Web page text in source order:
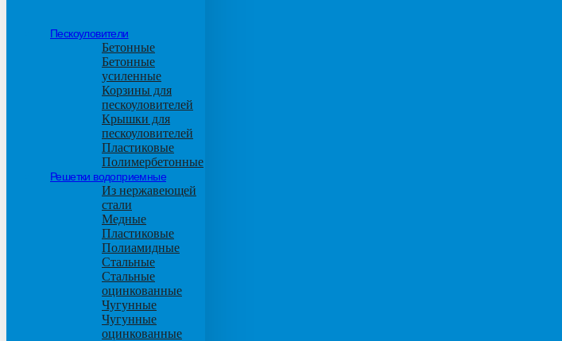
Пескоуловители
Бетонные
Бетонные
усиленные
Корзины для
пескоуловителей
Крышки для
пескоуловителей
Пластиковые
Полимербетонные
Решетки водоприемные
Из нержавеющей
стали
Медные
Пластиковые
Полиамидные
Стальные
Стальные
оцинкованные
Чугунные
Чугунные
оцинкованные